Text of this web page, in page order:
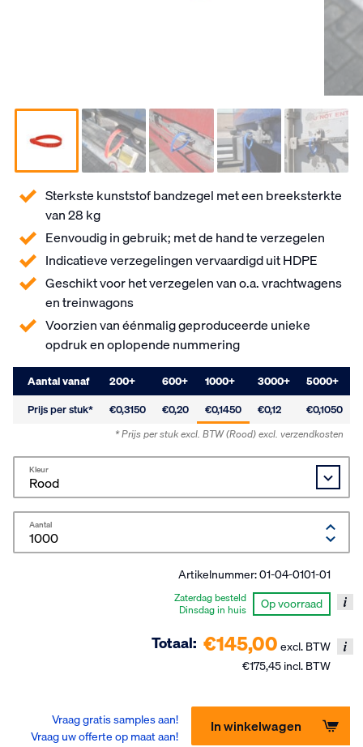
Sterkste kunststof bandzegel met een breeksterkte
van 28 kg
Eenvoudig in gebruik; met de hand te verzegelen
Indicatieve verzegelingen vervaardigd uit HDPE
Geschikt voor het verzegelen van o.a. vrachtwagens
en treinwagons
Voorzien van éénmalig geproduceerde unieke
opdruk en oplopende nummering
Aantal vanaf 200+ 600+ 1000+ 3000+ 5000+
Prijs per stuk*
€0,3150 €0,20 €0,1450 €0,12 €0,1050
* Prijs per stuk excl. BTW(Rood)excl. verzendkosten
Kleur
Aantal
Artikelnummer:01-04-0101-01
Op voorraad
Zaterdag besteld
Dinsdag in huis
Totaal: €145,00excl. BTW
€175,45 incl. BTW
In winkelwagen
Vraag gratis samples aan!
Vraag uw offerte op maat aan!